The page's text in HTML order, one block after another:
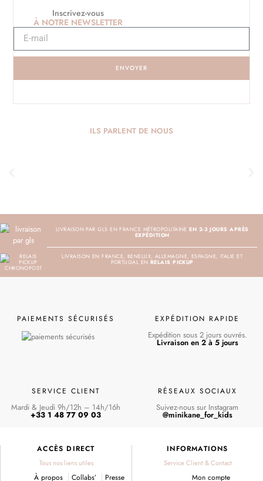
Inscrivez-vous
À NOTRE NEWSLETTER
ENVOYER
ILS PARLENT DE NOUS
LIVRAISON PAR GLS EN FRANCE MÉTROPOLITAINEEN 2-3 JOURS APRÈS
EXPÉDITION
LIVRAISON EN FRANCE, BENELUX, ALLEMAGNE, ESPAGNE, ITALIE ET
PORTUGAL EN RELAIS PICKUP
PAIEMENTS SÉCURISÉS EXPÉDITION RAPIDE
Expédition sous 2 jours ouvrés.
Livraison en 2 à 5 jours
SERVICE CLIENT
Mardi & Jeudi 9h/12h – 14h/16h
+33 1 48 77 09 03
RÉSEAUX SOCIAUX
Suivez-nous sur Instagram
@minikane_for_kids
ACCÈS DIRECT
Tous nos liens utiles
À propos Collabs’ Presse
INFORMATIONS
Service Client & Contact
Mon compte